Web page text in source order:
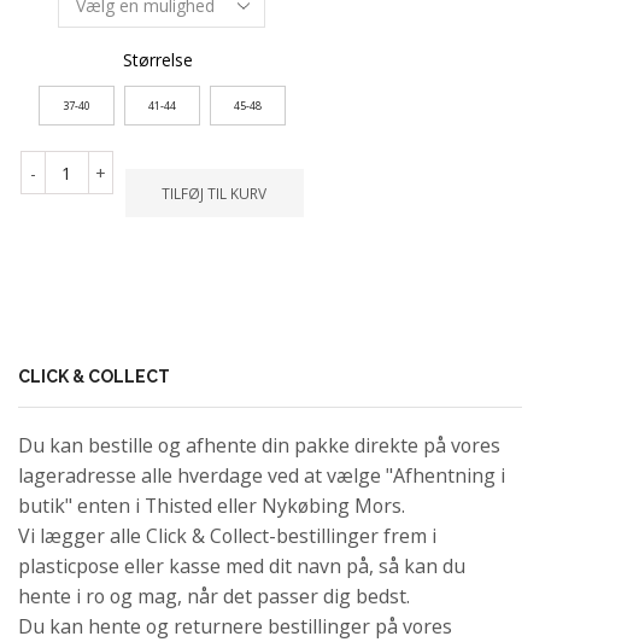
Størrelse
37-40 41-44 45-48
- +
TILFØJ TIL KURV
CLICK & COLLECT
Du kan bestille og afhente din pakke direkte på vores
lageradresse alle hverdage ved at vælge "Afhentning i
butik" enten i Thisted eller Nykøbing Mors.
Vi lægger alle Click & Collect-bestillinger frem i
plasticpose eller kasse med dit navn på, så kan du
hente i ro og mag, når det passer dig bedst.
Du kan hente og returnere bestillinger på vores